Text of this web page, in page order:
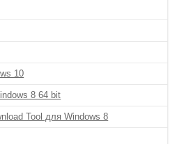
10
8 64 bit
Tool для Windows 8